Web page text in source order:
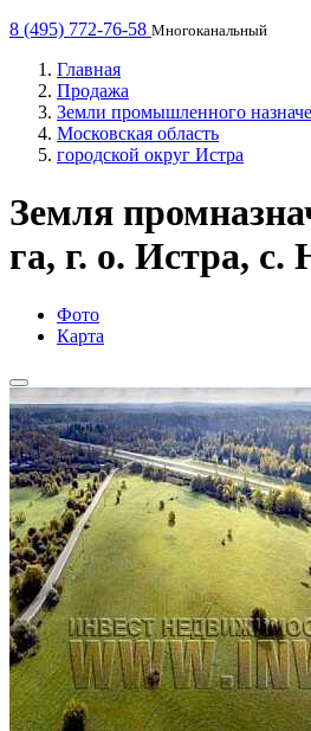
8 (495) 772-76-58 Многоканальный
Главная
Продажа
Земли промышленного
Московская область
городской округ Истра
Земля
га, г. о. Истра, с.
Фото
Карта